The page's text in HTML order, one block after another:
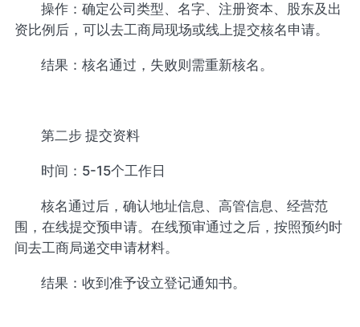
操作：确定公司类型、名字、注册资本、股东及出
资比例后，可以去工商局现场或线上提交核名申请。
结果：核名通过，失败则需重新核名。
第二步 提交资料
时间：5-15个工作日
核名通过后，确认地址信息、高管信息、经营范
围，在线提交预申请。在线预审通过之后，按照预约时
间去工商局递交申请材料。
结果：收到准予设立登记通知书。